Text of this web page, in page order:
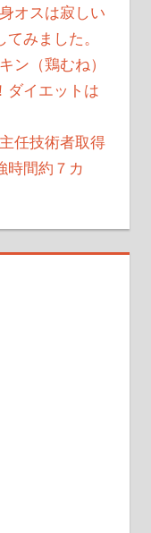
オスは寂しい
みました。
ン（鶏むね）
ダイエットは
任技術者取得
時間約７カ